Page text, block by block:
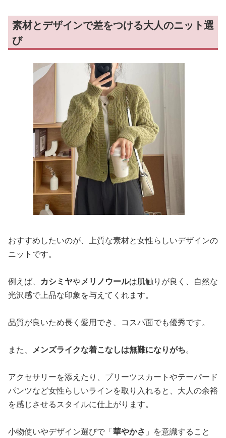
素材とデザインで差をつける大人のニット選
び
おすすめしたいのが、上質な素材と女性らしいデザインの
ニットです。
例えば、 カシミヤやメリノウールは肌触りが良く、自然な
光沢感で上品な印象を与えてくれます。
品質が良いため長く愛用でき、コスパ面でも優秀です。
また、 メンズライクな着こなしは無難になりがち。
アクセサリーを添えたり、プリーツスカートやテーパード
パンツなど女性らしいラインを取り入れると、大人の余裕
を感じさせるスタイルに仕上がります。
小物使いやデザイン選びで「華やかさ 」を意識すること